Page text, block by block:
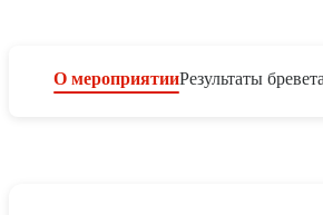
О мероприятииРезультаты бревета